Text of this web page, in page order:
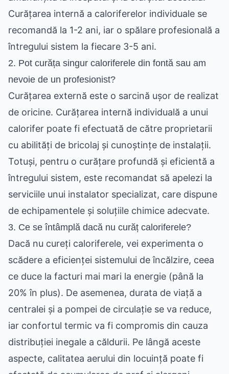
Curățarea internă a caloriferelor individuale se
recomandă la 1-2 ani, iar o spălare profesională a
întregului sistem la fiecare 3-5 ani.
2. Pot curăța singur caloriferele din fontă sau am
nevoie de un profesionist?
Curățarea externă este o sarcină ușor de realizat
de oricine. Curățarea internă individuală a unui
calorifer poate fi efectuată de către proprietarii
cu abilități de bricolaj și cunoștințe de instalații.
Totuși, pentru o curățare profundă și eficientă a
întregului sistem, este recomandat să apelezi la
serviciile unui instalator specializat, care dispune
de echipamentele și soluțiile chimice adecvate.
3. Ce se întâmplă dacă nu curăț caloriferele?
Dacă nu cureți caloriferele, vei experimenta o
scădere a eficienței sistemului de încălzire, ceea
ce duce la facturi mai mari la energie (până la
20% în plus). De asemenea, durata de viață a
centralei și a pompei de circulație se va reduce,
iar confortul termic va fi compromis din cauza
distribuției inegale a căldurii. Pe lângă aceste
aspecte, calitatea aerului din locuință poate fi